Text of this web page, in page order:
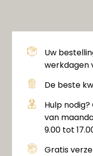
Uw
werkdagen
De beste
Hulp
van
9.00 tot
Gratis